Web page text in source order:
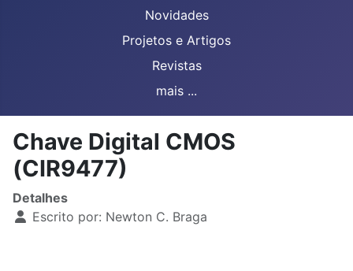
Novidades
Projetos e Artigos
Revistas
mais ...
Chave Digital CMOS
(CIR9477)
Detalhes
Escrito por: Newton C. Braga